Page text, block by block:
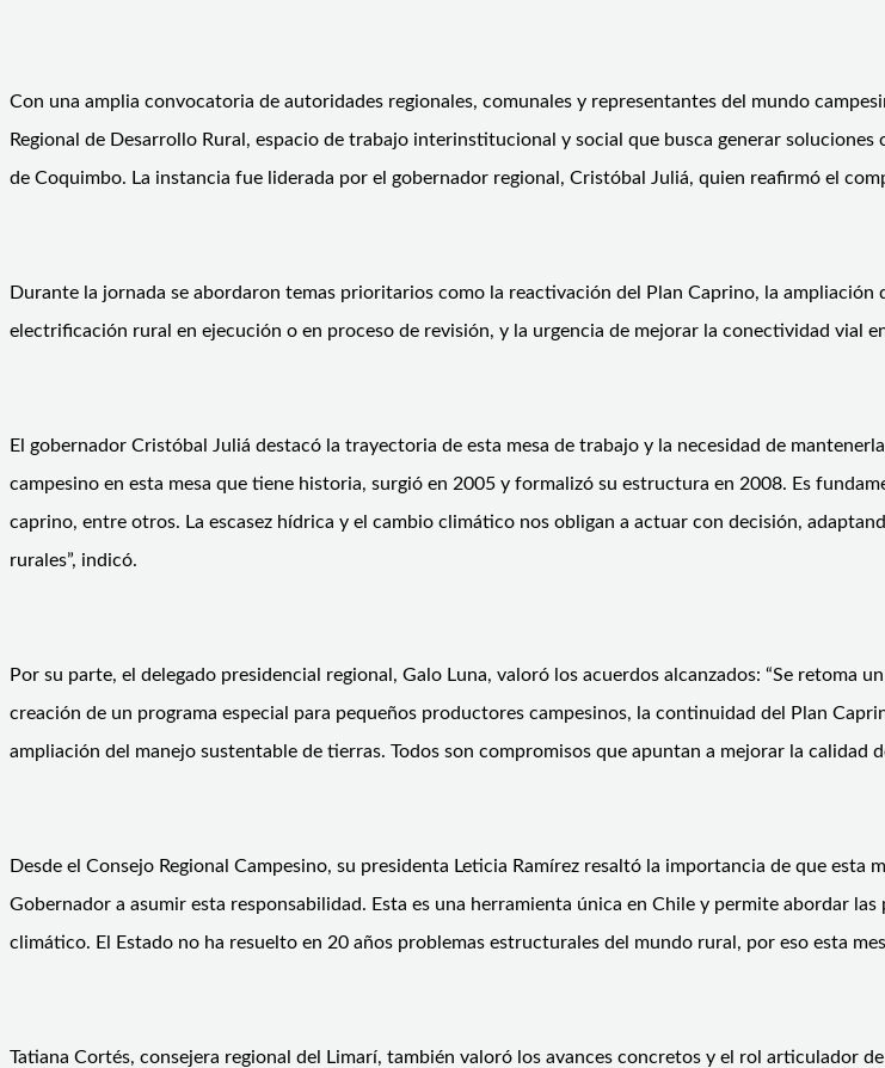
Con una amplia convocatoria de autoridades regionales, comunales y representantes del mundo
Regional de Desarrollo Rural, espacio de trabajo interinstitucional y social que busca generar
de Coquimbo. La instancia fue liderada por el gobernador regional, Cristóbal Juliá, quien reafirmó el
Durante la jornada se abordaron temas prioritarios como la reactivación del Plan Caprino, la
electrificación rural en ejecución o en proceso de revisión, y la urgencia de mejorar la conectividad vial
El gobernador Cristóbal Juliá destacó la trayectoria de esta mesa de trabajo y la necesidad de
campesino en esta mesa que tiene historia, surgió en 2005 y formalizó su estructura en 2008. Es
caprino, entre otros. La escasez hídrica y el cambio climático nos obligan a actuar con decisión,
rurales”, indicó.
Por su parte, el delegado presidencial regional, Galo Luna, valoró los acuerdos alcanzados: “Se retoma
creación de un programa especial para pequeños productores campesinos, la continuidad del Plan
ampliación del manejo sustentable de tierras. Todos son compromisos que apuntan a mejorar la calidad
Desde el Consejo Regional Campesino, su presidenta Leticia Ramírez resaltó la importancia de que
Gobernador a asumir esta responsabilidad. Esta es una herramienta única en Chile y permite abordar
climático. El Estado no ha resuelto en 20 años problemas estructurales del mundo rural, por eso esta
Tatiana Cortés, consejera regional del Limarí, también valoró los avances concretos y el rol articulador